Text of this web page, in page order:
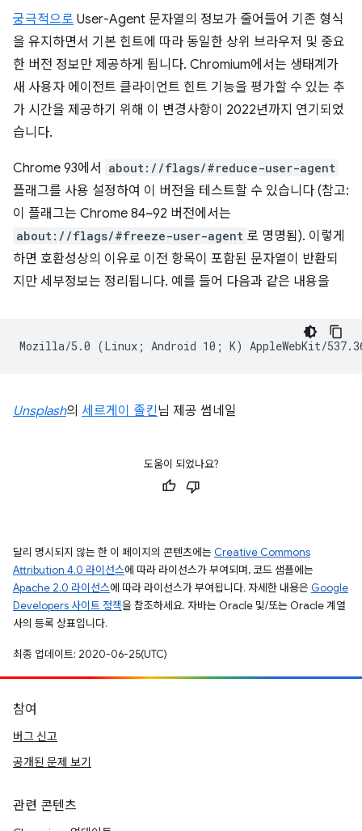
궁극적으로 User-Agent 문자열의 정보가 줄어들어 기존 형식
을 유지하면서 기본 힌트에 따라 동일한 상위 브라우저 및 중요
한 버전 정보만 제공하게 됩니다. Chromium에서는 생태계가
새 사용자 에이전트 클라이언트 힌트 기능을 평가할 수 있는 추
가 시간을 제공하기 위해 이 변경사항이 2022년까지 연기되었
습니다.
Chrome 93에서 about://flags/#reduce-user-agent
플래그를 사용 설정하여 이 버전을 테스트할 수 있습니다 (참고:
이 플래그는 Chrome 84~92 버전에서는
about://flags/#freeze-user-agent 로 명명됨). 이렇게
하면 호환성상의 이유로 이전 항목이 포함된 문자열이 반환되
지만 세부정보는 정리됩니다. 예를 들어 다음과 같은 내용을
Unsplash의 세르게이 졸킨님 제공 썸네일
도움이 되었나요?
달리 명시되지 않는 한 이 페이지의 콘텐츠에는 Creative Commons
Attribution 4.0 라이선스에 따라 라이선스가 부여되며, 코드 샘플에는
Apache 2.0 라이선스에 따라 라이선스가 부여됩니다. 자세한 내용은 Google
Developers 사이트 정책을 참조하세요. 자바는 Oracle 및/또는 Oracle 계열
사의 등록 상표입니다.
최종 업데이트: 2020-06-25(UTC)
참여
버그 신고
공개된 문제 보기
관련 콘텐츠